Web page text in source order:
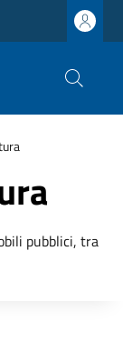
pubblici, tra